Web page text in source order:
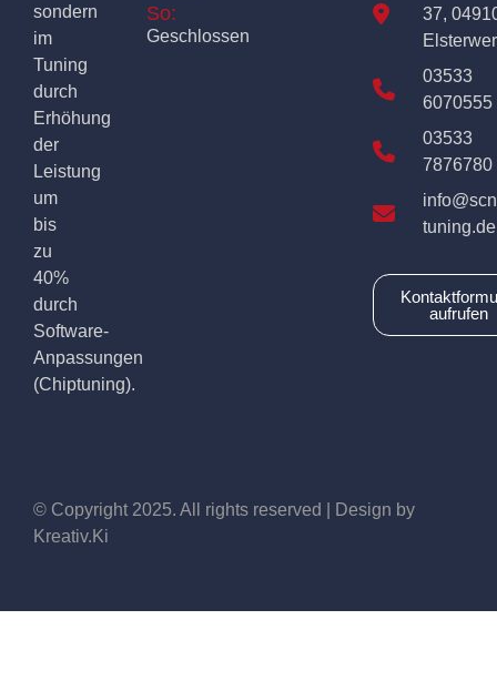
sondern
im
Tuning
durch
Erhöhung
der
Leistung
um
bis
zu
40%
durch
Software-
Anpassungen
(Chiptuning).
So:
Geschlossen
37,
03533
6070555
03533
7876780
tuning.de
aufrufen
© Copyright 2025. All rights reserved | Design by
Kreativ.Ki